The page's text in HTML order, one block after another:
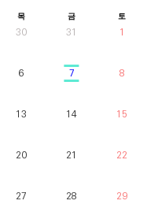
목 금 토
30 31 1
6 7 8
13 14 15
20 21 22
27 28 29